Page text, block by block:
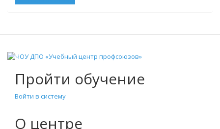
Пройти обучение
Войти в систему
О центре